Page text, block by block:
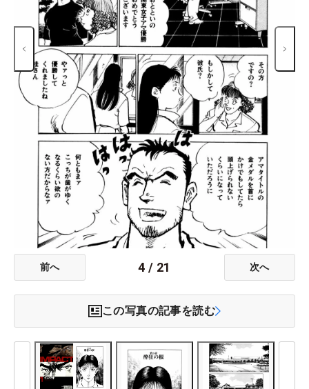
前へ 4 / 21 次へ
この写真の記事を読む